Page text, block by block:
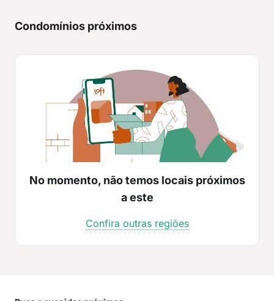
Condomínios próximos
No momento, não temos locais próximos
a este
Confira outras regiões